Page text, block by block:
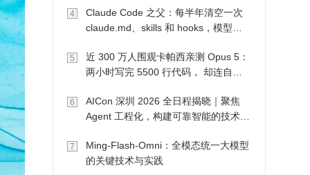
4
Claude Code 之父：每半年清空一次
claude.md、skills 和 hooks，模型自
5
近 300 万人围观卡帕西亲测 Opus 5：
两小时写完 5500 行代码， 却连自己
6
AICon 深圳 2026 全日程揭晓｜聚焦
Agent 工程化，构建可靠智能的技术路
7
Ming-Flash-Omni：全模态统一大模型
的关键技术与实践